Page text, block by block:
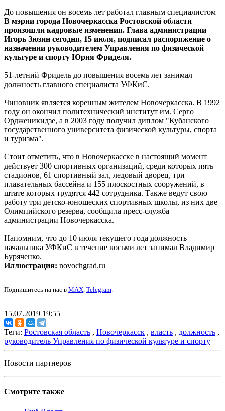
До повышения он восемь лет работал главным специалистом
В мэрии города Новочеркасска Ростовской области
произошли кадровые изменения. Глава администрации
Игорь Зюзин сегодня, 15 июля, подписал распоряжение о
назначении руководителем Управления по физической
культуре и спорту Юрия Фриделя.
51-летний Фридель до повышения восемь лет занимал
должность главного специалиста УФКиС.
Чиновник является коренным жителем Новочеркасска. В 1992
году он окончил политехнический институт им. Серго
Ордженикидзе, а в 2003 году получил диплом "Кубанского
государственного университета физической культуры, спорта
и туризма".
Стоит отметить, что в Новочеркасске в настоящий момент
действует 300 спортивных организаций, среди которых пять
стадионов, 61 спортивный зал, ледовый дворец, три
плавательных бассейна и 155 плоскостных сооружений, в
штате которых трудятся 442 сотрудника. Также ведут свою
работу три детско-юношеских спортивных школы, из них две
Олимпийского резерва, сообщила пресс-служба
администрации Новочеркасска.
Напомним, что до 10 июля текущего года должность
начальника УФКиС в течение восьми лет занимал Владимир
Буряченко.
Иллюстрация: novochgrad.ru
Подпишитесь на нас в MAX, Telegram.
15.07.2019 19:55
Теги: Ростовская область , Новочеркасск , власть , должность ,
руководитель Управления по физической культуре и спорту
Новости партнеров
Смотрите также